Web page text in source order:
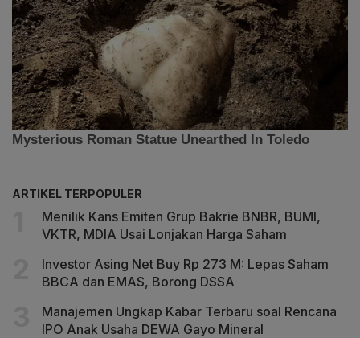
ARTIKEL TERPOPULER
Menilik Kans Emiten Grup Bakrie BNBR, BUMI,
VKTR, MDIA Usai Lonjakan Harga Saham
Investor Asing Net Buy Rp 273 M: Lepas Saham
BBCA dan EMAS, Borong DSSA
Manajemen Ungkap Kabar Terbaru soal Rencana
IPO Anak Usaha DEWA Gayo Mineral